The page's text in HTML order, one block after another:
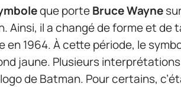
que porteBruce Wayne
Ainsi, il a changé de forme et de
1964. À cette période, le
jaune. Plusieurs
de Batman. Pour certains,